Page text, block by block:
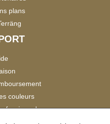
plans
couleurs